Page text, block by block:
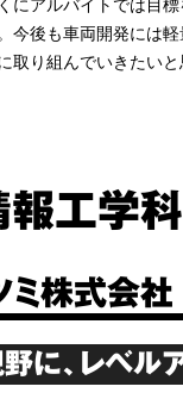
今後も車両開発には
取り組んでいきたいと
報工学科
ミ株式会
に、レベル